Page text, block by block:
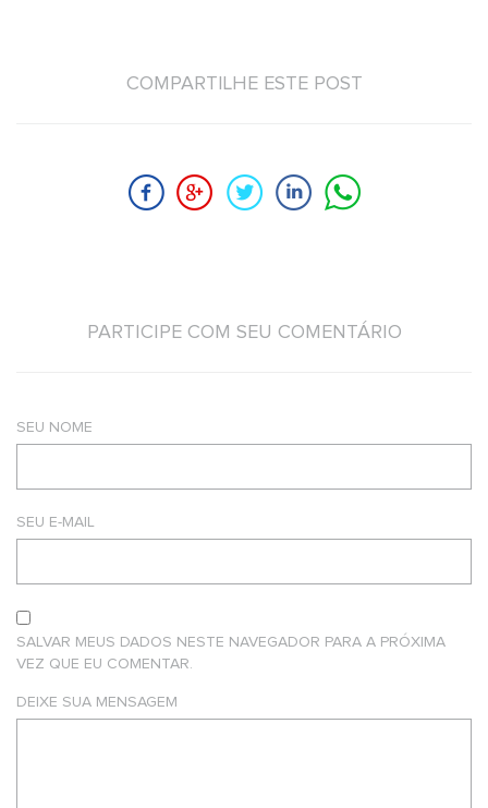
COMPARTILHE ESTE POST
PARTICIPE COM SEU COMENTÁRIO
SEU NOME
SEU E-MAIL
SALVAR MEUS DADOS NESTE NAVEGADOR PARA A PRÓXIMA
VEZ QUE EU COMENTAR.
DEIXE SUA MENSAGEM